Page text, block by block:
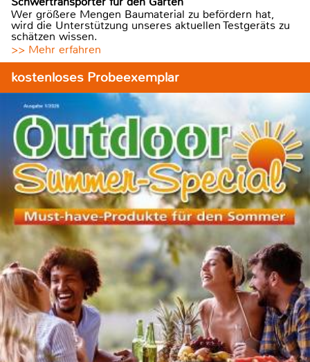
Wer größere Mengen Baumaterial zu befördern hat,
wird die Unterstützung unseres aktuellen Testgeräts zu
schätzen wissen.
>> Mehr erfahren
kostenloses Probeexemplar